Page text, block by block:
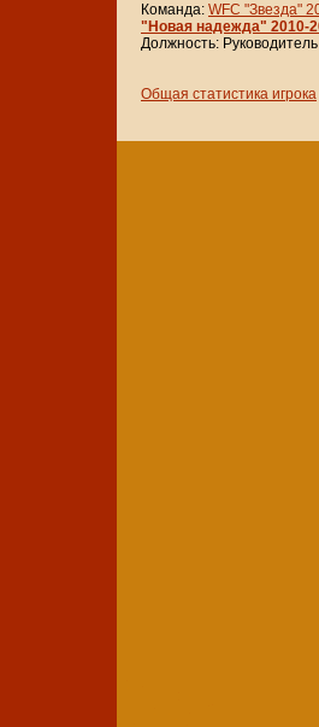
Команда: WFC "Звезда"
"Новая надежда" 2010-
Должность: Руководитель
Общая статистика игрока